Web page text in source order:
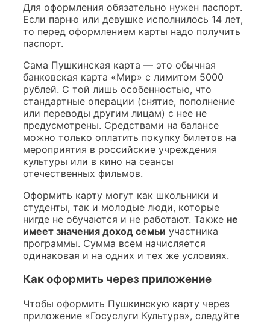
Для оформления обязательно нужен паспорт.
Если парню или девушке исполнилось 14 лет,
то перед оформлением карты надо получить
паспорт.
Сама Пушкинская карта — это обычная
банковская карта «Мир» с лимитом 5000
рублей. С той лишь особенностью, что
стандартные операции (снятие, пополнение
или переводы другим лицам) с нее не
предусмотрены. Средствами на балансе
можно только оплатить покупку билетов на
мероприятия в российские учреждения
культуры или в кино на сеансы
отечественных фильмов.
Оформить карту могут как школьники и
студенты, так и молодые люди, которые
нигде не обучаются и не работают. Также не
имеет значения доход семьи участника
программы. Сумма всем начисляется
одинаковая и на одних и тех же условиях.
Как оформить через приложение
Чтобы оформить Пушкинскую карту через
приложение «Госуслуги Культура», следуйте